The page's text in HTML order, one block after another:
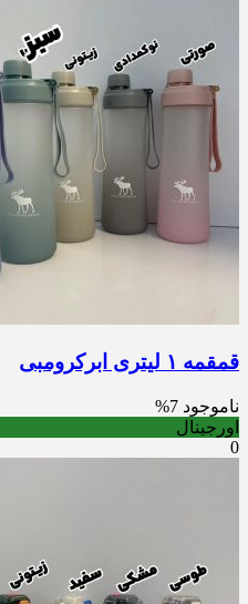
قمقمه ١ لیتری ابرکرومبی
ناموجود 7%
اورجینال
0